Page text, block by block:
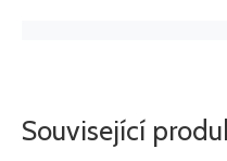
Související